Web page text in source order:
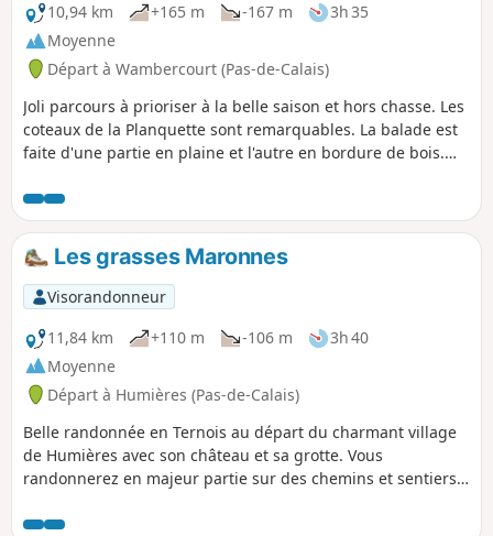
10,94 km
+165 m -167 m
3h 35
Moyenne
Départ à Wambercourt (Pas-de-Calais)
Joli parcours à prioriser à la belle saison et hors chasse. Les
coteaux de la Planquette sont remarquables. La balade est
faite d'une partie en plaine et l'autre en bordure de bois.
intéressant.
Les grasses Maronnes
Visorandonneur
11,84 km
+110 m -106 m
3h 40
Moyenne
Départ à Humières (Pas-de-Calais)
Belle randonnée en Ternois au départ du charmant village
de Humières avec son château et sa grotte. Vous
randonnerez en majeur partie sur des chemins et sentiers
paysage fait vite oublier ce détail.